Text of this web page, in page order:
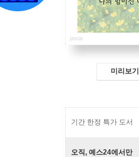
미리보기
기간 한정 특가 도서
오직, 예스24에서만